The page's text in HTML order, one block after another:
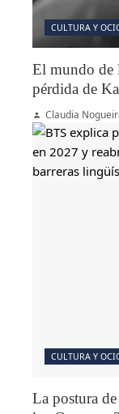
CULTURA Y
El mundo de
pérdida de
Claudia
CULTURA Y
La postura